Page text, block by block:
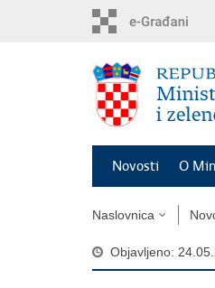
Novosti O
Naslovnica
Objavljeno: